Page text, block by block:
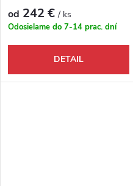
od 242 €/ ks
Odosielame do 7-14 prac. dní
DETAIL